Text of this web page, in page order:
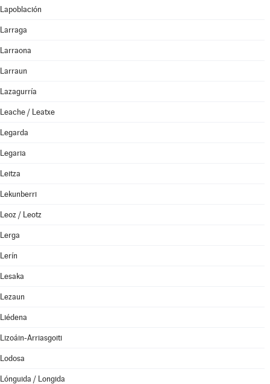
Lapoblación
Larraga
Larraona
Larraun
Lazagurría
Leache / Leatxe
Legarda
Legaria
Leitza
Lekunberri
Leoz / Leotz
Lerga
Lerín
Lesaka
Lezaun
Liédena
Lizoáin-Arriasgoiti
Lodosa
Lónguida / Longida